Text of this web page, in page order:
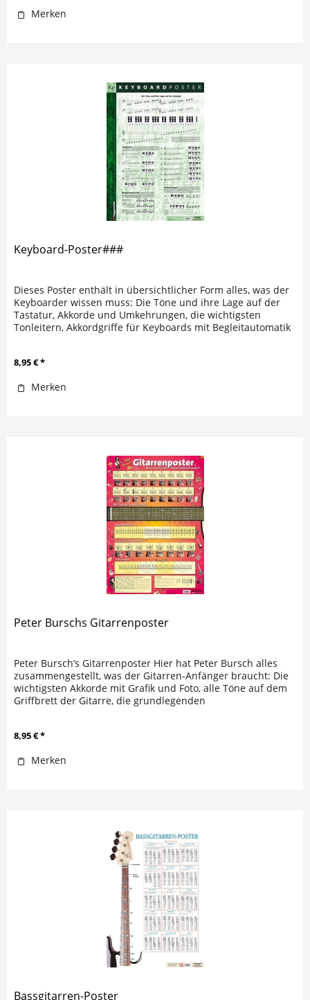
Merken
Keyboard-Poster###
Dieses Poster enthält in übersichtlicher Form alles, was der
Keyboarder wissen muss: Die Töne und ihre Lage auf der
Tastatur, Akkorde und Umkehrungen, die wichtigsten
Tonleitern, Akkordgriffe für Keyboards mit Begleitautomatik
8,95 € *
Merken
Peter Burschs Gitarrenposter
Peter Bursch’s Gitarrenposter Hier hat Peter Bursch alles
zusammengestellt, was der Gitarren-Anfänger braucht: Die
wichtigsten Akkorde mit Grafik und Foto, alle Töne auf dem
Griffbrett der Gitarre, die grundlegenden
8,95 € *
Merken
Bassgitarren-Poster